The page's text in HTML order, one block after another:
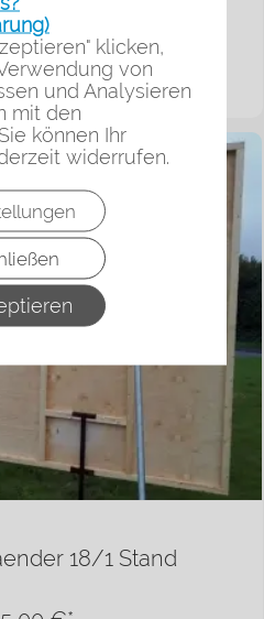
klicken,
von
und Analysieren
mit den
können Ihr
widerrufen.
1
Versand
€*
18/1 Stand